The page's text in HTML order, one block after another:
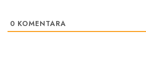
0 KOMENTARA